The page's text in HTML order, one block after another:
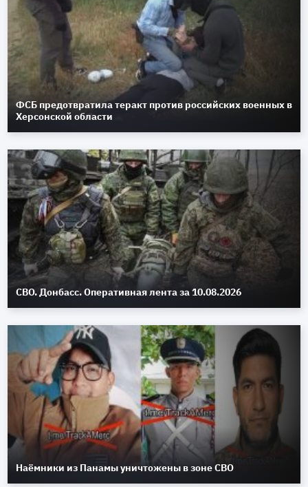
ФСБ предотвратила теракт против российских военных в
Херсонской области
СВО. Донбасс. Оперативная лента за 10.08.2026
Наёмники из Панамы уничтожены в зоне СВО